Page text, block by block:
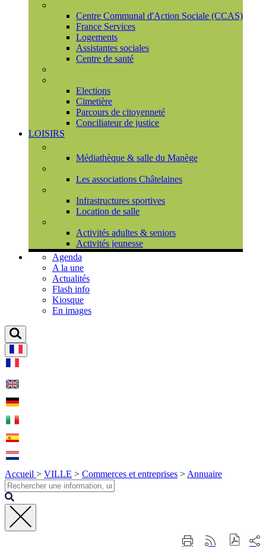
Centre Communal d'Action Sociale (CCAS)
France Services
Logements
Assistantes sociales
Centre de santé
Elections
Cimetière
Parcours de citoyenneté
Conciliateur de justice
LOISIRS
Médiathèque & salle du Manège
Les associations Châtelaines
Infrastructures sportives
Location de salle
Activités adultes & seniors
Activités jeunesse
Agenda
A la une
Actualités
Flash info
Kiosque
En images
Accueil > VILLE > Commerces et entreprises > Annuaire
Fermer
ImprimerGénérer
sur